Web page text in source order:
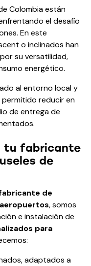
Colombia están
el desafío
En este
o inclinados han
su versatilidad,
energético.
al entorno local y
reducir en
de entrega de
tu fabricante
de
de
, somos
e instalación de
para
adaptados a